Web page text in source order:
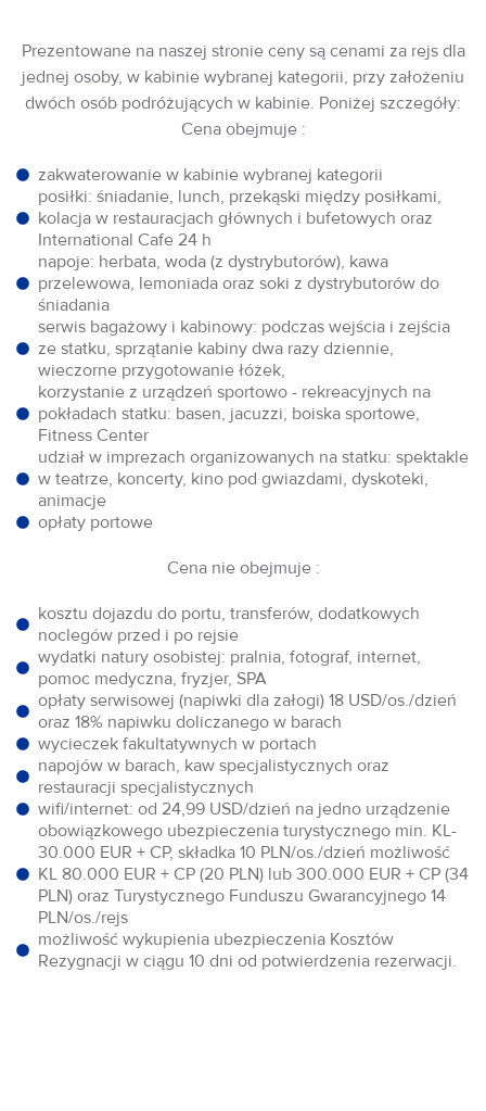
Prezentowane na naszej stronie ceny są cenami za rejs dla
jednej osoby, w kabinie wybranej kategorii, przy założeniu
dwóch osób podróżujących w kabinie. Poniżej szczegóły:
Cena obejmuje :
zakwaterowanie w kabinie wybranej kategorii
posiłki: śniadanie, lunch, przekąski między posiłkami,
kolacja w restauracjach głównych i bufetowych oraz
International Cafe 24 h
napoje: herbata, woda (z dystrybutorów), kawa
przelewowa, lemoniada oraz soki z dystrybutorów do
śniadania
serwis bagażowy i kabinowy: podczas wejścia i zejścia
ze statku, sprzątanie kabiny dwa razy dziennie,
wieczorne przygotowanie łóżek,
korzystanie z urządzeń sportowo - rekreacyjnych na
pokładach statku: basen, jacuzzi, boiska sportowe,
Fitness Center
udział w imprezach organizowanych na statku: spektakle
w teatrze, koncerty, kino pod gwiazdami, dyskoteki,
animacje
opłaty portowe
Cena nie obejmuje :
kosztu dojazdu do portu, transferów, dodatkowych
noclegów przed i po rejsie
wydatki natury osobistej: pralnia, fotograf, internet,
pomoc medyczna, fryzjer, SPA
opłaty serwisowej (napiwki dla załogi) 18 USD/os./dzień
oraz 18% napiwku doliczanego w barach
wycieczek fakultatywnych w portach
napojów w barach, kaw specjalistycznych oraz
restauracji specjalistycznych
wifi/internet: od 24,99 USD/dzień na jedno urządzenie
obowiązkowego ubezpieczenia turystycznego min. KL-
30.000 EUR + CP, składka 10 PLN/os./dzień możliwość
KL 80.000 EUR + CP (20 PLN) lub 300.000 EUR + CP (34
PLN) oraz Turystycznego Funduszu Gwarancyjnego 14
PLN/os./rejs
możliwość wykupienia ubezpieczenia Kosztów
Rezygnacji w ciągu 10 dni od potwierdzenia rezerwacji.